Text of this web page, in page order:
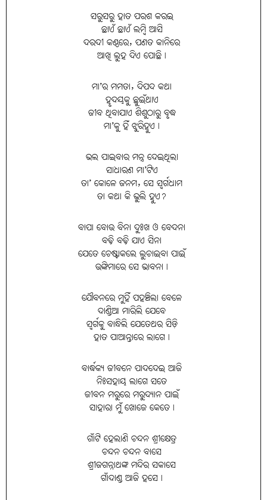
ସରୁସରୁ ହାତ ପରଶ କରଇ
ଛାଏଁ ଛାଏଁ ଲମ୍ବି ଆସି
ଦରଦୀ କଣ୍ଠରେ, ପଣତ କାନିରେ
ଆଖି ଲୁହ ଦିଏ ପୋଛି।
ମା’ର ମମତା, ଦିପଦ କଥା
ହୃଦୟକୁ ଛୁଇଁଥାଏ
ଜୀବ ଥିବାଯାଏ ଶିଶୁଠାରୁ ବୃଦ୍ଧ
ମା’କୁ ହିଁ ଝୁରିହୁଏ।
ଭଲ ପାଇବାର ମନ୍ତ୍ର ଦେଇଥିଲା
ସାଧାରଣ ମା’ଟିଏ
ତା’ କୋଳେ ଜନମ, ସେ ସ୍ବର୍ଗଧାମ
ତା କଥା କି ଭୁଲି ହୁଏ?
ବାପା ବୋଉ ବିନା ଦୁଃଖ ଓ ବେଦନା
ବଢ଼ି ବଢ଼ି ଯାଏ ସିନା
ଯେତେ ଚେଷ୍ଟାକଲେ ଲୁଚାଇବା ପାଇଁ
ଉଙ୍କିମାରେ ସେ ଭାବନା।
ଯୌବନରେ ମୁହିଁ ପହଞ୍ଚିଲା ବେଳେ
ଦାଣ୍ଡିଆ ମାରିଲି ଯେବେ
ସ୍ବର୍ଗକୁ ବାନ୍ଧିଲି ଯେତେଥର ସିଡ଼ି
ହାତ ପାଆନ୍ତାରେ ଲାଗେ।
ବାର୍ଦ୍ଧକ୍ୟ ଜୀବନେ ପାଦଦେଇ ଆଜି
ନିଃସହାୟ ଲାଗେ ସତେ
ଜୀବନ ମରୁରେ ମରୁଦ୍ୟାନ ପାଇଁ
ସାହାରା ମୁଁ ଖୋଜେ କେତେ।
ଗାଁଟି ହେଲାଣି ଚନ୍ଦନ ଶ୍ରୀକ୍ଷେତ୍ର
ଚନ୍ଦନ ଚନ୍ଦନ ବାସେ
ଶ୍ରୀଜଗନ୍ନାଥଙ୍କ ମନ୍ଦିର ସକାସେ
ଗାଁଦାଣ୍ଡ ଆଜି ହସେ।